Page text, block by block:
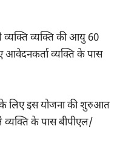
व्यक्ति की आयु 60
आवेदनकर्ता व्यक्ति के पास
लिए इस योजना की शुरुआत
के पास बीपीएल/